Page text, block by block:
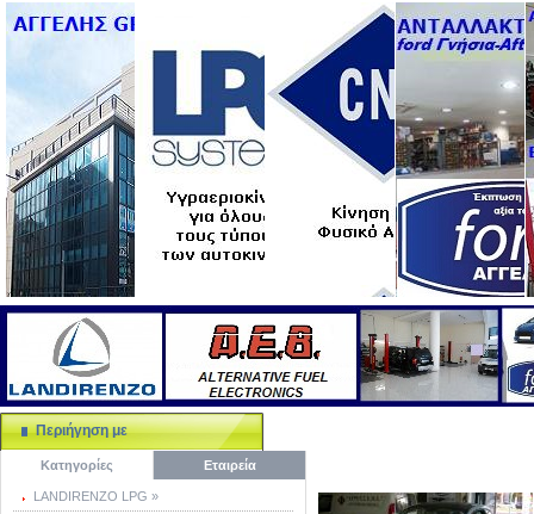
Περιήγηση με
Κατηγορίες Εταιρεία
LANDIRENZO LPG »